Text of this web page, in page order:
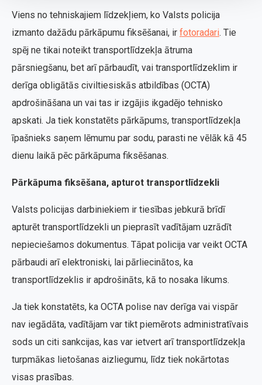
Viens no tehniskajiem līdzekļiem, ko Valsts policija
izmanto dažādu pārkāpumu fiksēšanai, ir fotoradari. Tie
spēj ne tikai noteikt transportlīdzekļa ātruma
pārsniegšanu, bet arī pārbaudīt, vai transportlīdzeklim ir
derīga obligātās civiltiesiskās atbildības (OCTA)
apdrošināšana un vai tas ir izgājis ikgadējo tehnisko
apskati. Ja tiek konstatēts pārkāpums, transportlīdzekļa
īpašnieks saņem lēmumu par sodu, parasti ne vēlāk kā 45
dienu laikā pēc pārkāpuma fiksēšanas.
Pārkāpuma fiksēšana, apturot transportlīdzekli
Valsts policijas darbiniekiem ir tiesības jebkurā brīdī
apturēt transportlīdzekli un pieprasīt vadītājam uzrādīt
nepieciešamos dokumentus. Tāpat policija var veikt OCTA
pārbaudi arī elektroniski, lai pārliecinātos, ka
transportlīdzeklis ir apdrošināts, kā to nosaka likums.
Ja tiek konstatēts, ka OCTA polise nav derīga vai vispār
nav iegādāta, vadītājam var tikt piemērots administratīvais
sods un citi sankcijas, kas var ietvert arī transportlīdzekļa
turpmākas lietošanas aizliegumu, līdz tiek nokārtotas
visas prasības.